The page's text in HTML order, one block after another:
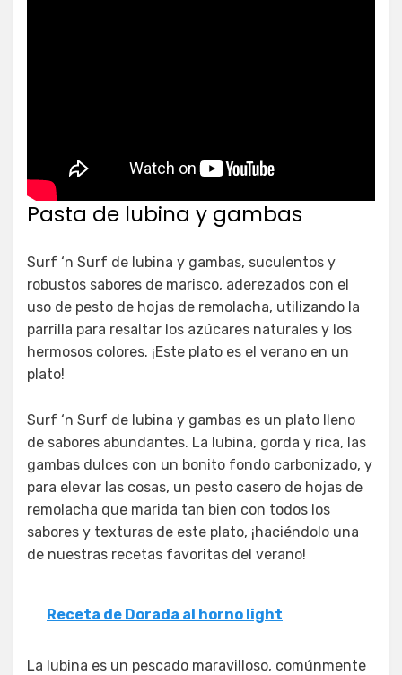
Pasta de lubina y gambas
Surf ‘n Surf de lubina y gambas, suculentos y
robustos sabores de marisco, aderezados con el
uso de pesto de hojas de remolacha, utilizando la
parrilla para resaltar los azúcares naturales y los
hermosos colores. ¡Este plato es el verano en un
plato!
Surf ‘n Surf de lubina y gambas es un plato lleno
de sabores abundantes. La lubina, gorda y rica, las
gambas dulces con un bonito fondo carbonizado, y
para elevar las cosas, un pesto casero de hojas de
remolacha que marida tan bien con todos los
sabores y texturas de este plato, ¡haciéndolo una
de nuestras recetas favoritas del verano!
Receta de Dorada al horno light
La lubina es un pescado maravilloso, comúnmente